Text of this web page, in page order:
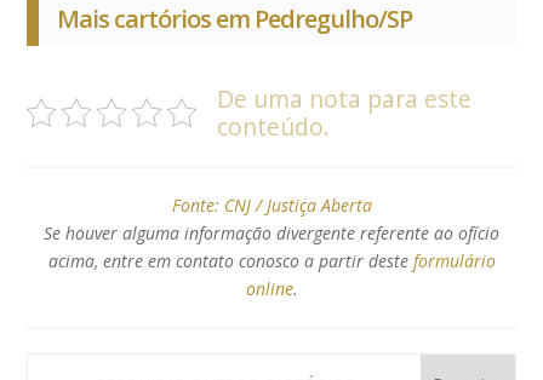
Mais cartórios em Pedregulho/SP
De uma nota para este
conteúdo.
Fonte: CNJ / Justiça Aberta
Se houver alguma informação divergente referente ao ofício
acima, entre em contato conosco a partir deste formulário
online.